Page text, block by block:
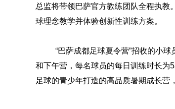
总监将带领巴萨官方教练团队全程执教
球理念教学并体验创新性训练方案。
“巴萨成都足球夏令营”招收的小
和下午营，每名球员的每日训练时长为
足球的青少年打造的高品质暑期成长营